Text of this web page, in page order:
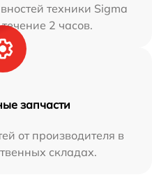
техники Sigma
2 часов.
запчасти
от производителя в
складах.